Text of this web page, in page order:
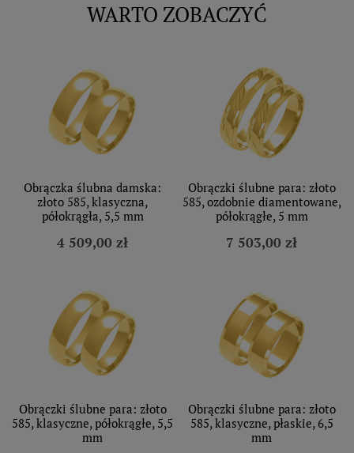
WARTO ZOBACZYĆ
Obrączka ślubna damska:
złoto 585, klasyczna,
półokrągła, 5,5 mm
4 509,00 zł
Obrączki ślubne para: złoto
585, ozdobnie diamentowane,
półokrągłe, 5 mm
7 503,00 zł
Obrączki ślubne para: złoto
585, klasyczne, półokrągłe, 5,5
mm
Obrączki ślubne para: złoto
585, klasyczne, płaskie, 6,5
mm